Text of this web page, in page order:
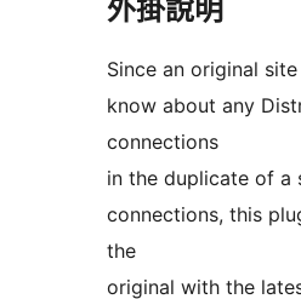
外掛說明
Since an original
know about any
connections
in the duplicate of a
connections, this
the
original with the